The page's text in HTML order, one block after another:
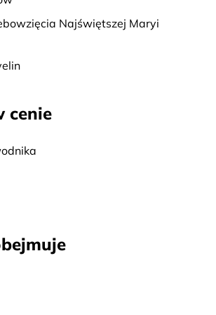
Najświętszej Maryi
cenie